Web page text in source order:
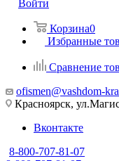
Войти
Корзина0
Избранные
Сравнение
ofismen@vashdom-
Красноярск,
Вконтакте
8-800-707-81-07